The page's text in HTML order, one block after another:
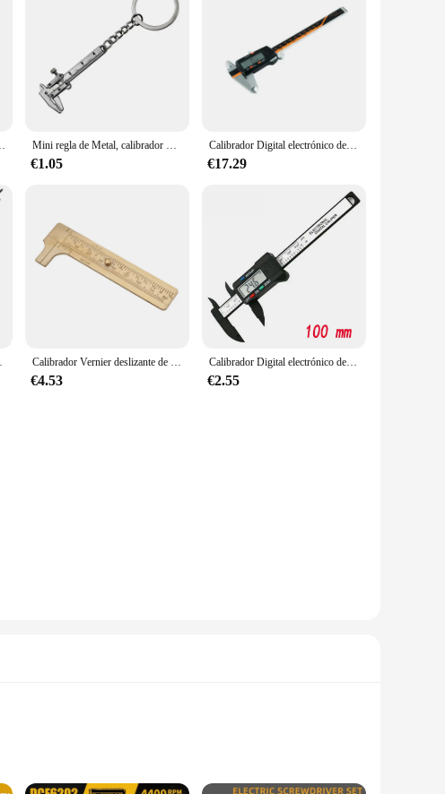
micrómetro, herramienta de mano Mini regla de Metal, calibrador Vernier portátil de 0-40mm, llavero, herramientas de medición, llavero Turbo para coche, calibrador de regla
€1.05
Calibrador Digital electrónico de 150mm, calibrador Vernier de acero inoxidable endurecido, micrómetro, herramienta de medición de Metal, regla Digital
€17.29
herramienta de mano Calibrador Vernier deslizante de latón, herramienta de medición de regla, doble escala, mm/pulgada
€4.53
Calibrador Digital electrónico de 150mm y 100mm, calibrador Vernier con esfera de fibra de carbono, micrómetro, herramienta de medición, regla Digital
€2.55